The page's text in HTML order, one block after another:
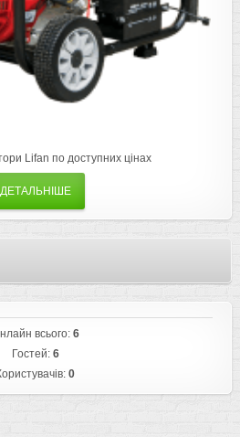
Lifan по доступних цінах
ДЕТАЛЬНІШЕ
всього: 6
Гостей: 6
0